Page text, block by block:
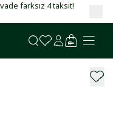
farksız 4 taksit!